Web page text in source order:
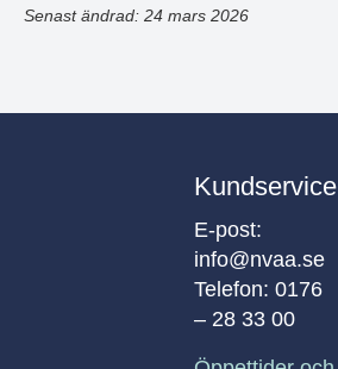
Senast ändrad: 24 mars 2026
Kundservice
E-post:
info@nvaa.se
Telefon: 0176
– 28 33 00